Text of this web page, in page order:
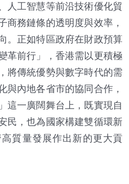
人工智慧等前沿技術優化貿
商務鏈條的透明度與效率，
。正如特區政府在財政預算
革前行」，香港需以更積極
將傳統優勢與數字時代的需
與內地各省市的協同合作，
這一廣闊舞台上，既實現自
民，也為國家構建雙循環新
質量發展作出新的更大貢